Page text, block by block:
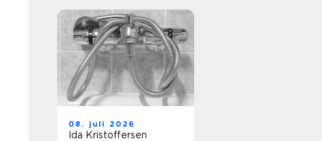
08. juli 2026
Ida Kristoffersen